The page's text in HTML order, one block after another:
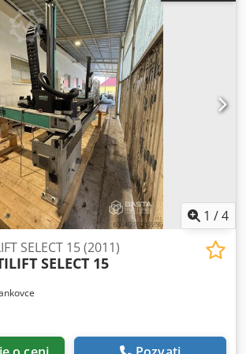
AC do 3×550V AC) 3. Sigurnosni
vrata 4. 1× transporter
1 /4
SELECT 15 (2011)
SELECT 15